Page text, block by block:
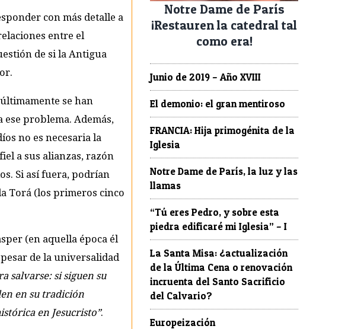
con más detalle a
entre el
de si la Antigua
se han
problema. Además,
no es necesaria la
a sus alianzas, razón
Si así fuera, podrían
Torá (los primeros cinco
(en aquella época él
de la universalidad
salvarse: si siguen su
en su tradición
en Jesucristo”.
Notre Dame de París
¡Restauren la catedral tal
como era!
Junio de 2019 – Año XVIII
El demonio: el gran mentiroso
FRANCIA: Hija primogénita de la
Iglesia
Notre Dame de París, la luz y las
llamas
“Tú eres Pedro, y sobre esta
piedra edificaré mi Iglesia” – I
La Santa Misa: ¿actualización
de la Última Cena o renovación
incruenta del Santo Sacrificio
del Calvario?
Europeización